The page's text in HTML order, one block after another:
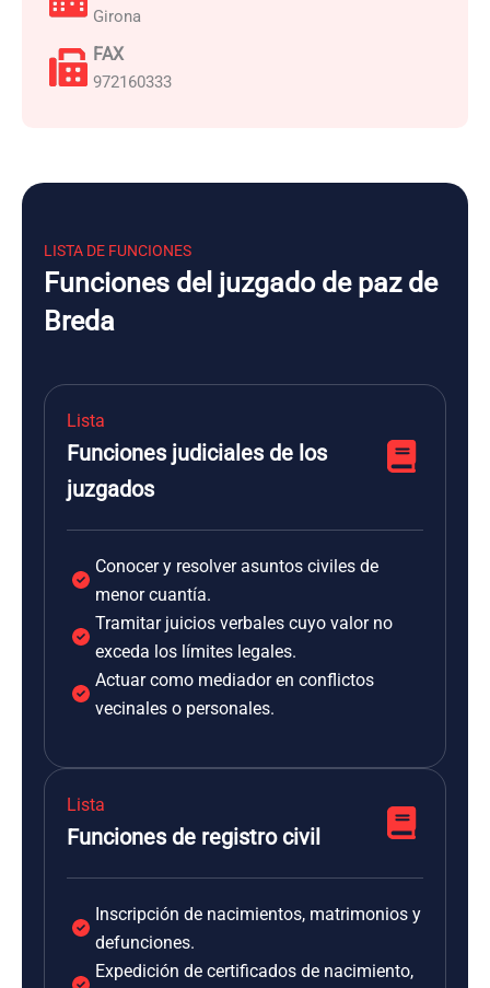
Girona
FAX
972160333
LISTA DE FUNCIONES
Funciones del juzgado de paz de
Breda
Lista
Funciones judiciales de los
juzgados
Conocer y resolver asuntos civiles de
menor cuantía.
Tramitar juicios verbales cuyo valor no
exceda los límites legales.
Actuar como mediador en conflictos
vecinales o personales.
Lista
Funciones de registro civil
Inscripción de nacimientos, matrimonios y
defunciones.
Expedición de certificados de nacimiento,